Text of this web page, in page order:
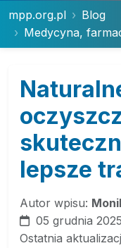
mpp.org.pl
Blog
Medycyna,
lepsze
Autor wpisu:
05 grudnia 2025
Ostatnia